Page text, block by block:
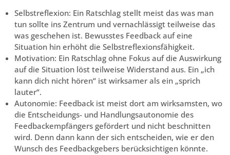
Selbstreflexion: Ein Ratschlag stellt meist das was man
tun sollte ins Zentrum und vernachlässigt teilweise das
was geschehen ist. Bewusstes Feedback auf eine
Situation hin erhöht die Selbstreflexionsfähigkeit.
Motivation: Ein Ratschlag ohne Fokus auf die Auswirkung
auf die Situation löst teilweise Widerstand aus. Ein „ich
kann dich nicht hören“ ist wirksamer als ein „sprich
lauter“.
Autonomie: Feedback ist meist dort am wirksamsten, wo
die Entscheidungs- und Handlungsautonomie des
Feedbackempfängers gefördert und nicht beschnitten
wird. Denn dann kann der sich entscheiden, wie er den
Wunsch des Feedbackgebers berücksichtigen könnte.